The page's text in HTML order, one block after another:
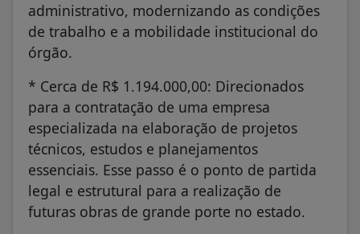
administrativo, modernizando as condições
de trabalho e a mobilidade institucional do
órgão.
* Cerca de R$ 1.194.000,00: Direcionados
para a contratação de uma empresa
especializada na elaboração de projetos
técnicos, estudos e planejamentos
essenciais. Esse passo é o ponto de partida
legal e estrutural para a realização de
futuras obras de grande porte no estado.